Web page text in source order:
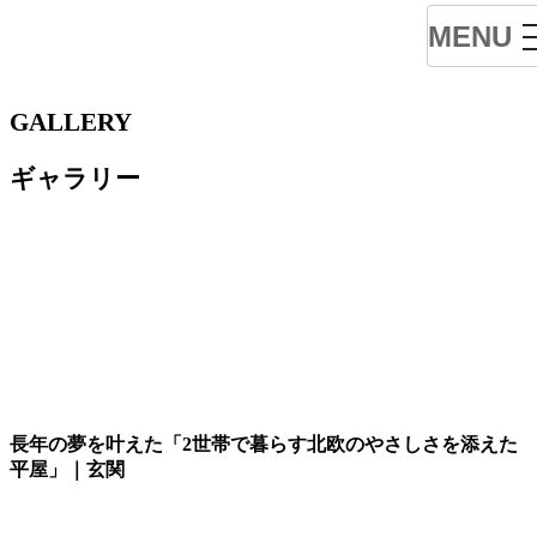
MENU
GALLERY
ギャラリー
長年の夢を叶えた「2世帯で暮らす北欧のやさしさを添えた
平屋」｜玄関